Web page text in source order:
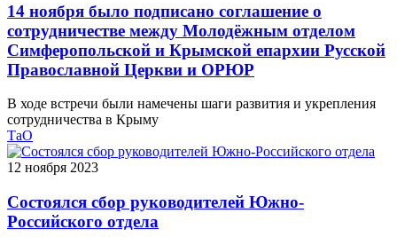
14 ноября было подписано соглашение о
сотрудничестве между Молодёжным отделом
Симферопольской и Крымской епархии Русской
Православной Церкви и ОРЮР
В ходе встречи были намечены шаги развития и укрепления
сотрудничества в Крыму
ТаО
12 ноября 2023
Состоялся сбор руководителей Южно-
Российского отдела